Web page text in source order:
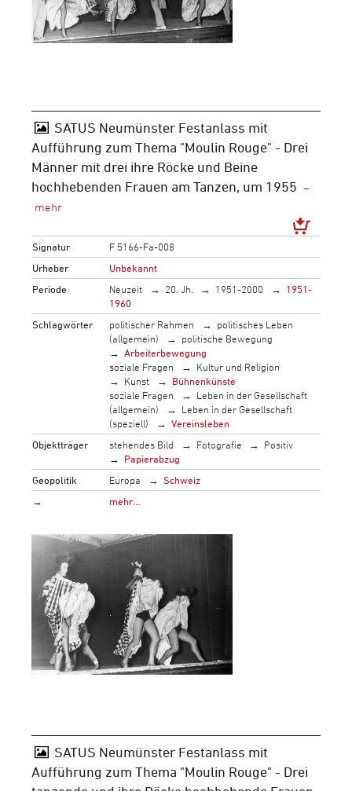
SATUS Neumünster Festanlass mit
Aufführung zum Thema "Moulin Rouge" - Drei
Männer mit drei ihre Röcke und Beine
hochhebenden Frauen am Tanzen, um 1955
Signatur
F 5166-Fa-008
Urheber
Unbekannt
Periode
Neuzeit 20. Jh. 1951-2000
1951-
1960
Schlagwörter
politischer Rahmen
politisches Leben
(allgemein)
politische Bewegung
Arbeiterbewegung
soziale Fragen
Kultur und Religion
Kunst
Bühnenkünste
soziale Fragen
Leben in der Gesellschaft
(allgemein)
Leben in der Gesellschaft
(speziell)
Vereinsleben
Objektträger
stehendes Bild Fotografie
Positiv
Papierabzug
Geopolitik
Europa
Schweiz
→
mehr…
SATUS Neumünster Festanlass mit
Aufführung zum Thema "Moulin Rouge" - Drei